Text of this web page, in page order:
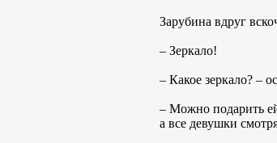
Зарубина вдруг
– Зеркало!
– Какое зеркало? –
– Можно подарить
а все девушки